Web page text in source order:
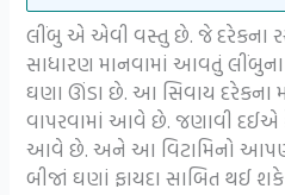
લીંબુ એ એવી વસ્તુ છે. જે દરેકના
સાધારણ માનવામાં આવતું લીંબુના
ઘણા ઊંડા છે. આ સિવાય દરેકના
વાપરવામાં આવે છે. જણાવી દઈએ
આવે છે. અને આ વિટામિનો
બીજાં ઘણાં ફાયદા સાબિત થઈ